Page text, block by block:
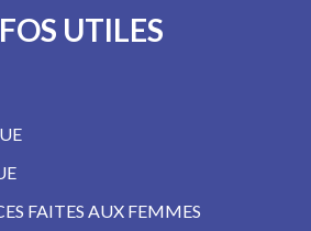
UTILES
FAITES AUX FEMMES